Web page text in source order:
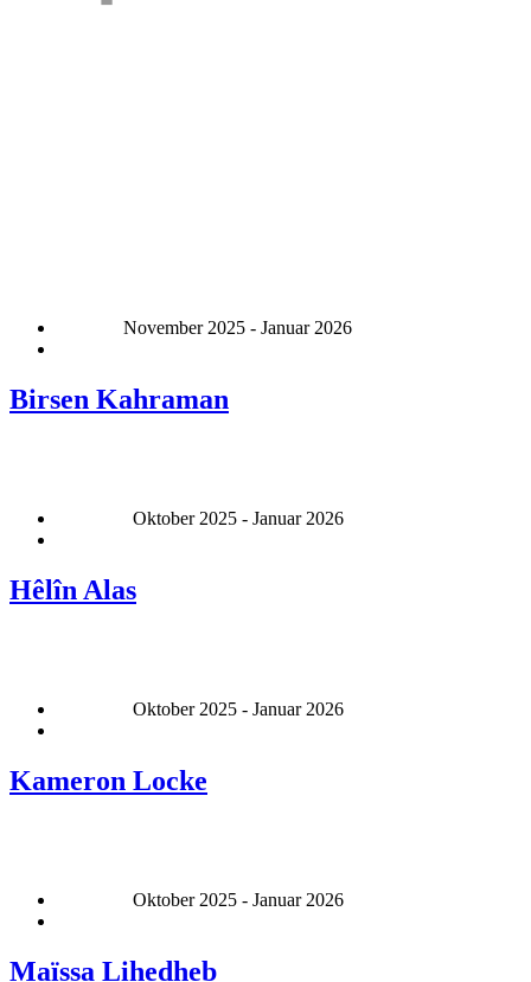
November 2025 - Januar 2026
Birsen Kahraman
Oktober 2025 - Januar 2026
Hêlîn Alas
Oktober 2025 - Januar 2026
Kameron Locke
Oktober 2025 - Januar 2026
Maïssa Lihedheb